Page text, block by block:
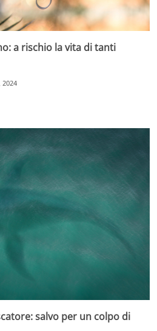
a rischio la vita di tanti
2024
salvo per un colpo di